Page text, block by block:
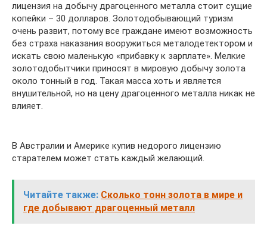
лицензия на добычу драгоценного металла стоит сущие
копейки – 30 долларов. Золотодобывающий туризм
очень развит, потому все граждане имеют возможность
без страха наказания вооружиться металодетектором и
искать свою маленькую «прибавку к зарплате». Мелкие
золотодобытчики приносят в мировую добычу золота
около тонный в год. Такая масса хоть и является
внушительной, но на цену драгоценного металла никак не
влияет.
В Австралии и Америке купив недорого лицензию
старателем может стать каждый желающий.
Читайте также: Сколько тонн золота в мире и
где добывают драгоценный металл